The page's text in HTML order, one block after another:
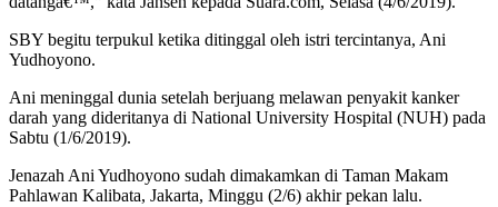
SBY begitu terpukul ketika ditinggal oleh istri tercintanya, Ani
Yudhoyono.
Ani meninggal dunia setelah berjuang melawan penyakit kanker
darah yang dideritanya di National University Hospital (NUH) pada
Sabtu (1/6/2019).
Jenazah Ani Yudhoyono sudah dimakamkan di Taman Makam
Pahlawan Kalibata, Jakarta, Minggu (2/6) akhir pekan lalu.